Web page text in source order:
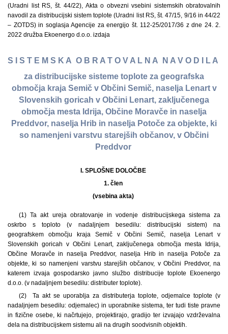
(Uradni list RS, št. 44/22), Akta o obvezni vsebini sistemskih obratovalnih
navodil za distribucijski sistem toplote (Uradni list RS, št. 47/15, 9/16 in 44/22
– ZOTDS) in soglasja Agencije za energijo št. 112-25/2017/36 z dne 24. 2.
2022 družba Ekoenergo d.o.o. izdaja
S I S T E M S K A O B R A T O V A L N A N A V O D I L A
za distribucijske sisteme toplote za geografska
območja kraja Semič v Občini Semič, naselja Lenart v
Slovenskih goricah v Občini Lenart, zaključenega
območja mesta Idrija, Občine Moravče in naselja
Preddvor, naselja Hrib in naselja Potoče za objekte, ki
so namenjeni varstvu starejših občanov, v Občini
Preddvor
I. SPLOŠNE DOLOČBE
1. člen
(vsebina akta)
(1) Ta akt ureja obratovanje in vodenje distribucijskega sistema za
oskrbo s toploto (v nadaljnjem besedilu: distribucijski sistem) na
geografskem območju kraja Semič v Občini Semič, naselja Lenart v
Slovenskih goricah v Občini Lenart, zaključenega območja mesta Idrija,
Občine Moravče in naselja Preddvor, naselja Hrib in naselja Potoče za
objekte, ki so namenjeni varstvu starejših občanov, v Občini Preddvor, na
katerem izvaja gospodarsko javno službo distribucije toplote Ekoenergo
d.o.o. (v nadaljnjem besedilu: distributer toplote).
(2) Ta akt se uporablja za distributerja toplote, odjemalce toplote (v
nadaljnjem besedilu: odjemalec) in uporabnike sistema, ter tudi tiste pravne
in fizične osebe, ki načrtujejo, projektirajo, gradijo ter izvajajo vzdrževalna
dela na distribucijskem sistemu ali na drugih soodvisnih objektih.